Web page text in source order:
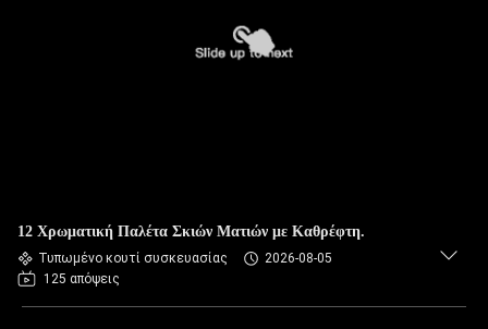
12 Χρωματική Παλέτα Σκιών Ματιών με Καθρέφτη.
Τυπωμένο κουτί συσκευασίας
2026-08-05
125 απόψεις